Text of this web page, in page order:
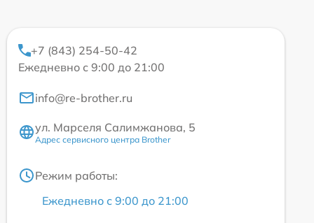
+7 (843) 254-50-42
Ежедневно с 9:00 до 21:00
info@re-brother.ru
ул. Марселя Салимжанова, 5
Адрес сервисного центра Brother
Режим работы:
Ежедневно с 9:00 до 21:00